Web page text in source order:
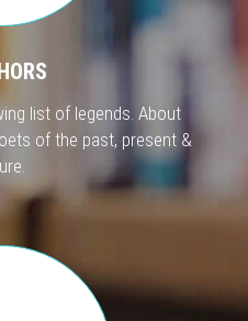
list of legends. About
of the past, present &